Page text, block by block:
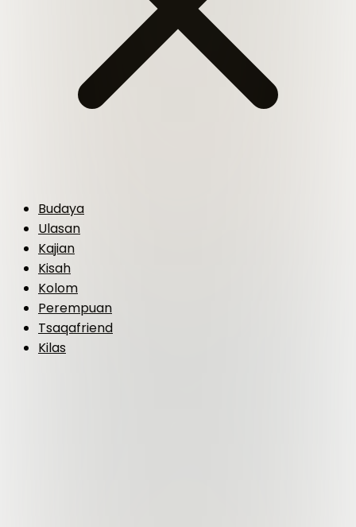
Budaya
Ulasan
Kajian
Kisah
Kolom
Perempuan
Tsaqafriend
Kilas